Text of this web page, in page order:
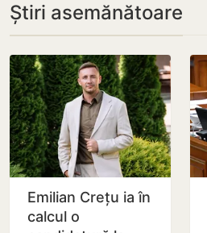
Știri asemănătoare
Emilian Crețu ia în
calcul o